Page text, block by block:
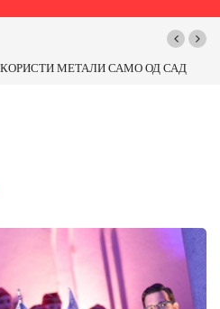
МЕТАЛИ САМО ОД САД